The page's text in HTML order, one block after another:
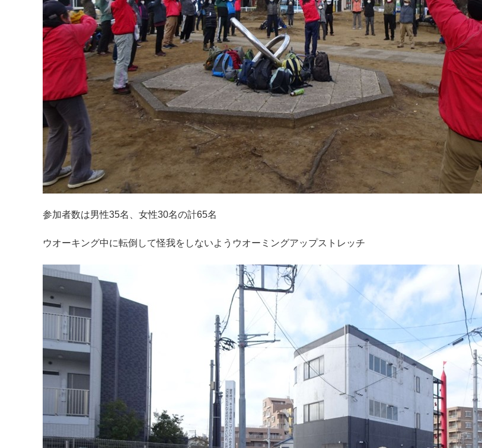
参加者数は男性35名、女性30名の計65名
ウオーキング中に転倒して怪我をしないようウオーミングアップストレッチ